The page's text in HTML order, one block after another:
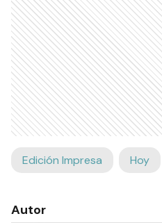
Edición Impresa Hoy
Autor